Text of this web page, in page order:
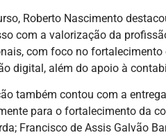
Roberto Nascimento
com a valorização da
com foco no
digital, além do apoio à
também contou com a
para o fortalecimento da
Francisco de Assis Galvão